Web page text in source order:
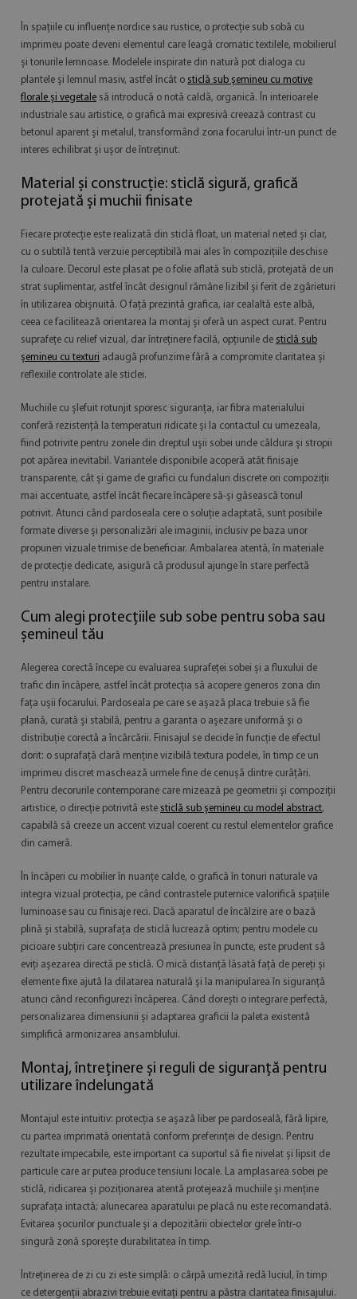
În spațiile cu influențe nordice sau rustice, o protecție sub sobă cu
imprimeu poate deveni elementul care leagă cromatic textilele, mobilierul
și tonurile lemnoase. Modelele inspirate din natură pot dialoga cu
plantele și lemnul masiv, astfel încât o sticlă sub șemineu cu motive
florale și vegetale să introducă o notă caldă, organică. În interioarele
industriale sau artistice, o grafică mai expresivă creează contrast cu
betonul aparent și metalul, transformând zona focarului într-un punct de
interes echilibrat și ușor de întreținut.
Material și construcție: sticlă sigură, grafică
protejată și muchii finisate
Fiecare protecție este realizată din sticlă float, un material neted și clar,
cu o subtilă tentă verzuie perceptibilă mai ales în compozițiile deschise
la culoare. Decorul este plasat pe o folie aflată sub sticlă, protejată de un
strat suplimentar, astfel încât designul rămâne lizibil și ferit de zgârieturi
în utilizarea obișnuită. O față prezintă grafica, iar cealaltă este albă,
ceea ce facilitează orientarea la montaj și oferă un aspect curat. Pentru
suprafețe cu relief vizual, dar întreținere facilă, opțiunile de sticlă sub
șemineu cu texturi adaugă profunzime fără a compromite claritatea și
reflexiile controlate ale sticlei.
Muchiile cu șlefuit rotunjit sporesc siguranța, iar fibra materialului
conferă rezistență la temperaturi ridicate și la contactul cu umezeala,
fiind potrivite pentru zonele din dreptul ușii sobei unde căldura și stropii
pot apărea inevitabil. Variantele disponibile acoperă atât finisaje
transparente, cât și game de grafici cu fundaluri discrete ori compoziții
mai accentuate, astfel încât fiecare încăpere să-și găsească tonul
potrivit. Atunci când pardoseala cere o soluție adaptată, sunt posibile
formate diverse și personalizări ale imaginii, inclusiv pe baza unor
propuneri vizuale trimise de beneficiar. Ambalarea atentă, în materiale
de protecție dedicate, asigură că produsul ajunge în stare perfectă
pentru instalare.
Cum alegi protecțiile sub sobe pentru soba sau
șemineul tău
Alegerea corectă începe cu evaluarea suprafeței sobei și a fluxului de
trafic din încăpere, astfel încât protecția să acopere generos zona din
fața ușii focarului. Pardoseala pe care se așază placa trebuie să fie
plană, curată și stabilă, pentru a garanta o așezare uniformă și o
distribuție corectă a încărcării. Finisajul se decide în funcție de efectul
dorit: o suprafață clară menține vizibilă textura podelei, în timp ce un
imprimeu discret maschează urmele fine de cenușă dintre curățări.
Pentru decorurile contemporane care mizează pe geometrii și compoziții
artistice, o direcție potrivită este sticlă sub șemineu cu model abstract,
capabilă să creeze un accent vizual coerent cu restul elementelor grafice
din cameră.
În încăperi cu mobilier în nuanțe calde, o grafică în tonuri naturale va
integra vizual protecția, pe când contrastele puternice valorifică spațiile
luminoase sau cu finisaje reci. Dacă aparatul de încălzire are o bază
plină și stabilă, suprafața de sticlă lucrează optim; pentru modele cu
picioare subțiri care concentrează presiunea în puncte, este prudent să
eviți așezarea directă pe sticlă. O mică distanță lăsată față de pereți și
elemente fixe ajută la dilatarea naturală și la manipularea în siguranță
atunci când reconfigurezi încăperea. Când dorești o integrare perfectă,
personalizarea dimensiunii și adaptarea graficii la paleta existentă
simplifică armonizarea ansamblului.
Montaj, întreținere și reguli de siguranță pentru
utilizare îndelungată
Montajul este intuitiv: protecția se așază liber pe pardoseală, fără lipire,
cu partea imprimată orientată conform preferinței de design. Pentru
rezultate impecabile, este important ca suportul să fie nivelat și lipsit de
particule care ar putea produce tensiuni locale. La amplasarea sobei pe
sticlă, ridicarea și poziționarea atentă protejează muchiile și menține
suprafața intactă; alunecarea aparatului pe placă nu este recomandată.
Evitarea șocurilor punctuale și a depozitării obiectelor grele într-o
singură zonă sporește durabilitatea în timp.
Întreținerea de zi cu zi este simplă: o cârpă umezită redă luciul, în timp
ce detergenții abrazivi trebuie evitați pentru a păstra claritatea finisajului.